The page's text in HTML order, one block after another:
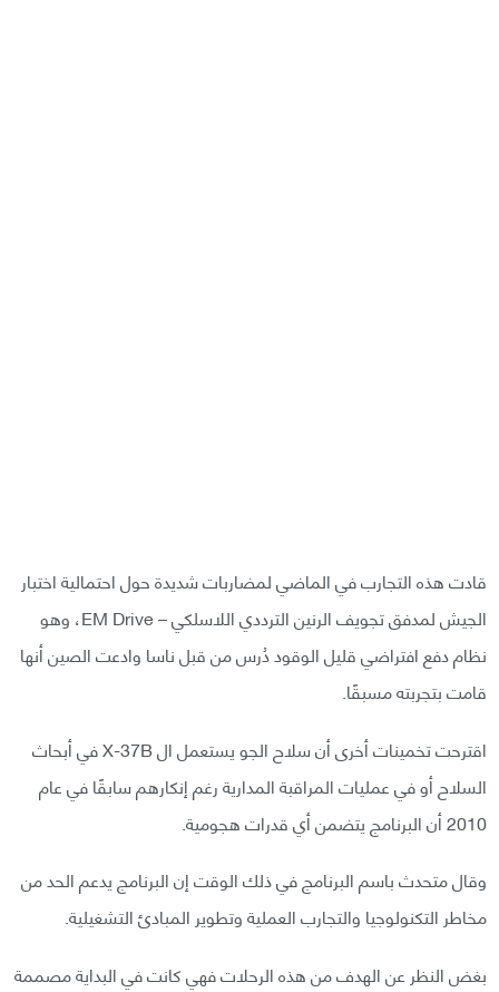
قادت هذه التجارب في الماضي لمضاربات شديدة حول احتمالية اختبار
الجيش لمدفق تجويف الرنين الترددي اللاسلكي – EM Drive، وهو
نظام دفع افتراضي قليل الوقود دُرس من قبل ناسا وادعت الصين أنها
قامت بتجربته مسبقًا.
اقترحت تخمينات أخرى أن سلاح الجو يستعمل ال X-37B في أبحاث
السلاح أو في عمليات المراقبة المدارية رغم إنكارهم سابقًا في عام
2010 أن البرنامج يتضمن أي قدرات هجومية.
وقال متحدث باسم البرنامج في ذلك الوقت إن البرنامج يدعم الحد من
مخاطر التكنولوجيا والتجارب العملية وتطوير المبادئ التشغيلية.
بغض النظر عن الهدف من هذه الرحلات فهي كانت في البداية مصممة